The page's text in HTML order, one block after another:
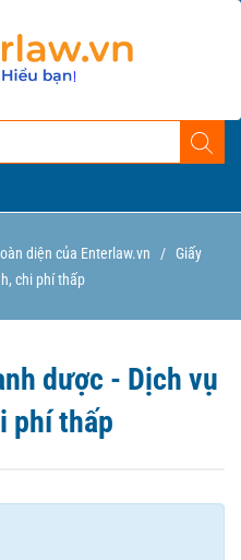
diện của Enterlaw.vn /
Giấy
chi phí thấp
dược - Dịch vụ
phí thấp